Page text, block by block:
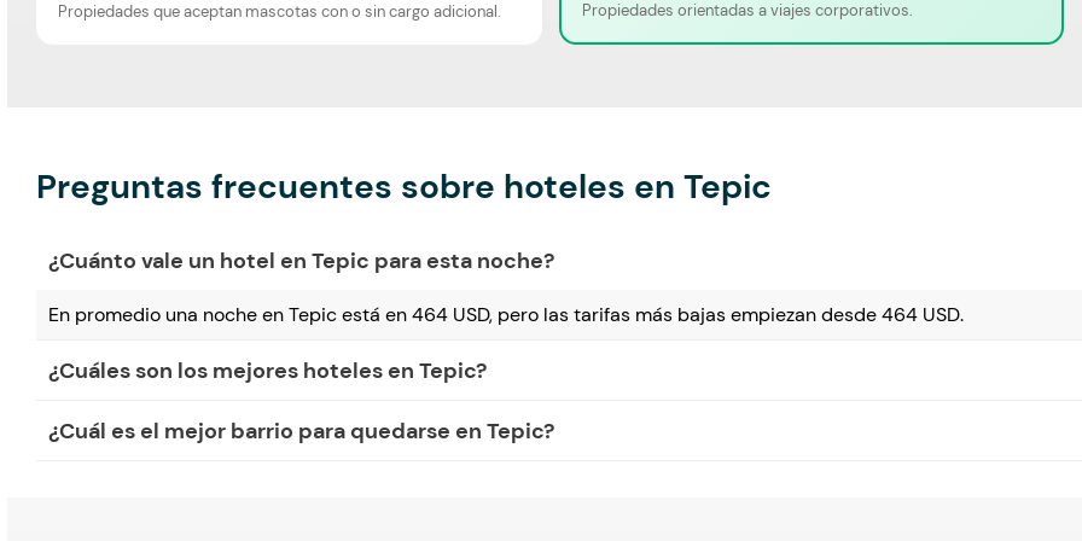
Propiedades que aceptan mascotas con o sin cargo adicional. Propiedades orientadas a viajes corporativos.
Preguntas frecuentes sobre hoteles en Tepic
¿Cuánto vale un hotel en Tepic para esta noche?
En promedio una noche en Tepic está en 464 USD, pero las tarifas más bajas empiezan desde 464 USD.
¿Cuáles son los mejores hoteles en Tepic?
¿Cuál es el mejor barrio para quedarse en Tepic?